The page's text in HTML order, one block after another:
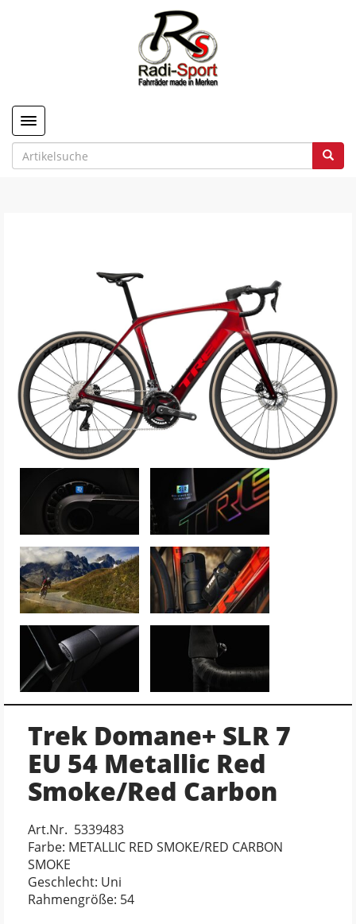
Toggle navigation
Trek Domane+ SLR 7
EU 54 Metallic Red
Smoke/Red Carbon
Art.Nr. 5339483
Farbe: METALLIC RED SMOKE/RED CARBON
SMOKE
Geschlecht: Uni
Rahmengröße: 54